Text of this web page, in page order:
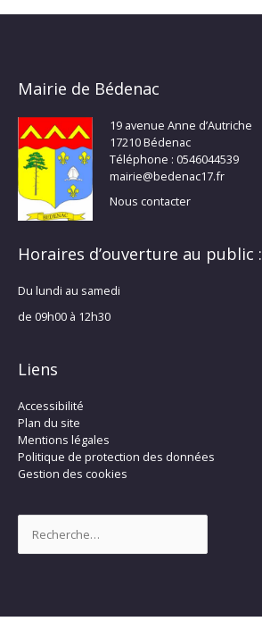
Mairie de Bédenac
19 avenue Anne d’Autriche
17210 Bédenac
Téléphone : 0546044539
mairie@bedenac17.fr
Nous contacter
Horaires d’ouverture au public :
Du lundi au samedi
de 09h00 à 12h30
Liens
Accessibilité
Plan du site
Mentions légales
Politique de protection des données
Gestion des cookies